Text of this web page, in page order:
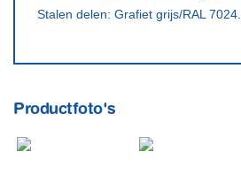
Stalen delen: Grafiet grijs/RAL 7024.
Productfoto's